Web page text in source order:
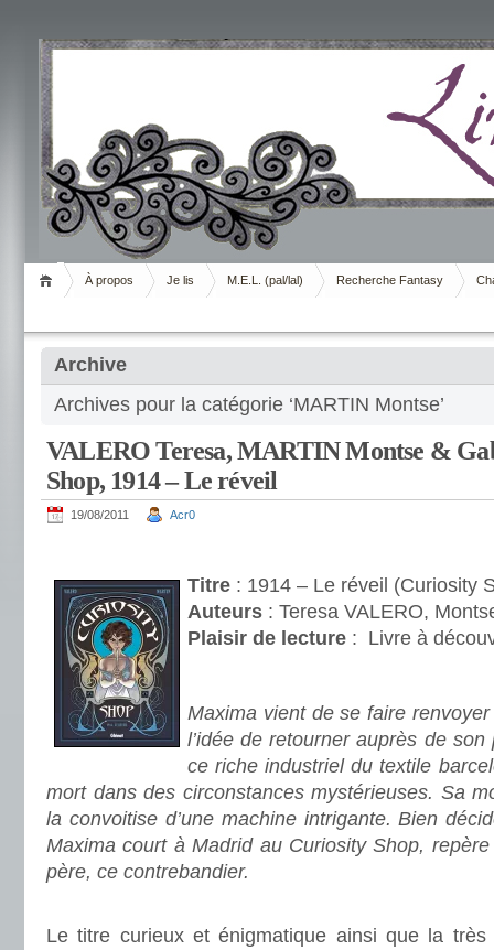
Livrement
À propos Je lis M.E.L. (pal/lal) Recherche Fantasy
Archive
Archives pour la catégorie ‘MARTIN Montse’
VALERO Teresa, MARTIN Montse &
Shop, 1914 – Le réveil
19/08/2011 Acr0
Titre : 1914 – Le réveil (Curiosity
Auteurs : Teresa VALERO,
Plaisir de lecture : Livre à
Maxima vient de se faire
l’idée de retourner auprès de
ce riche industriel du textile
mort dans des circonstances mystérieuses. Sa
la convoitise d’une machine intrigante. Bien
Maxima court à Madrid au Curiosity Shop,
père, ce contrebandier.
Le titre curieux et énigmatique ainsi que la